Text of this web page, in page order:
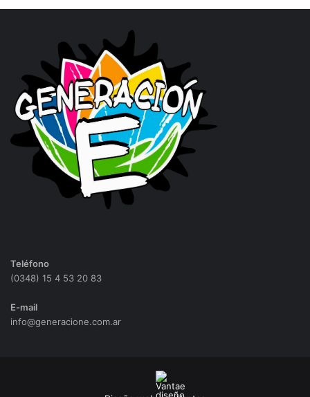
Teléfono
(0348) 15 4 53 20 83
E-mail
info@generacione.com.ar